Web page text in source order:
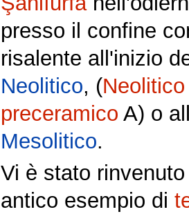
presso il confine
risalente all'inizio
Neolitico, (Neolitico
preceramico A) o
Mesolitico.
Vi è stato
antico esempio di